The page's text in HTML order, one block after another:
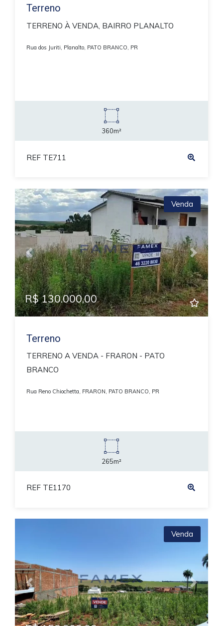
Terreno
TERRENO À VENDA, BAIRRO PLANALTO
Rua dos Juriti, Planalto, PATO BRANCO, PR
360m²
REF TE711
Previous Next
Venda
R$ 130.000,00
Terreno
TERRENO A VENDA - FRARON - PATO
BRANCO
Rua Reno Chiochetta, FRARON, PATO BRANCO, PR
265m²
REF TE1170
Previous Next
Venda